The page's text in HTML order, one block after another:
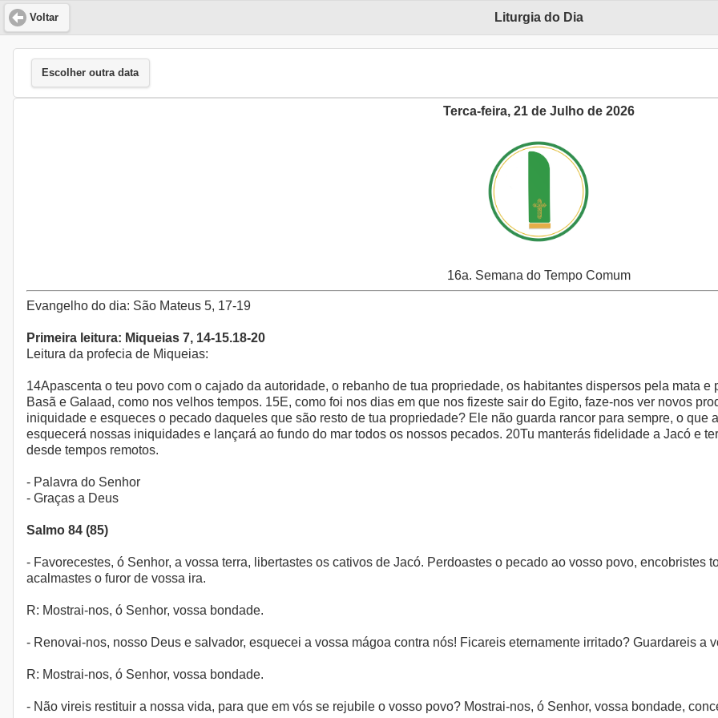
Liturgia do Dia
Voltar
Escolher outra data
Terca-feira, 21 de Julho de 2026
16a. Semana do Tempo Comum
Evangelho do dia: São Mateus 5, 17-19
Primeira leitura: Miqueias 7, 14-15.18-20
Leitura da profecia de Miqueias:
14Apascenta o teu povo com o cajado da autoridade, o rebanho de tua propriedade, os habitantes dispersos pela mata
Basã e Galaad, como nos velhos tempos. 15E, como foi nos dias em que nos fizeste sair do Egito, faze-nos ver novos
iniquidade e esqueces o pecado daqueles que são resto de tua propriedade? Ele não guarda rancor para sempre, o que
esquecerá nossas iniquidades e lançará ao fundo do mar todos os nossos pecados. 20Tu manterás fidelidade a Jacó e
desde tempos remotos.
- Palavra do Senhor
- Graças a Deus
Salmo 84 (85)
- Favorecestes, ó Senhor, a vossa terra, libertastes os cativos de Jacó. Perdoastes o pecado ao vosso povo, encobristes
acalmastes o furor de vossa ira.
R: Mostrai-nos, ó Senhor, vossa bondade.
- Renovai-nos, nosso Deus e salvador, esquecei a vossa mágoa contra nós! Ficareis eternamente irritado? Guardareis a
R: Mostrai-nos, ó Senhor, vossa bondade.
- Não vireis restituir a nossa vida, para que em vós se rejubile o vosso povo? Mostrai-nos, ó Senhor, vossa bondade,